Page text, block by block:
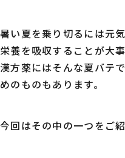
暑い夏を乗り切るには元
栄養を吸収することが大
漢方薬にはそんな夏バテ
めのものもあります。
今回はその中の一つをご